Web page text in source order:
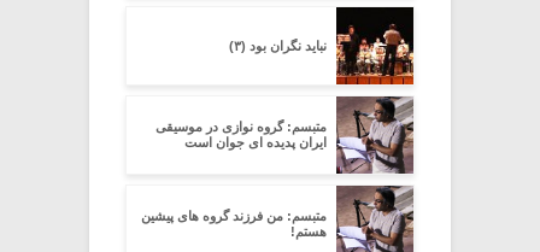
نباید نگران بود (۳)
متبسم: گروه نوازی در موسیقی
ایران پدیده ای جوان است
متبسم: من فرزند گروه های پیشین
هستم!